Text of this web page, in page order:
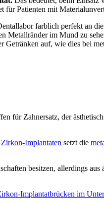
für Patienten mit
farblich perfekt an
Metallränder im Mund zu
Getränken auf, wie dies bei
für Zahnersatz, der
Zirkon-Implantaten setzt die
besitzen, allerdings aus
Implantatbrücken im